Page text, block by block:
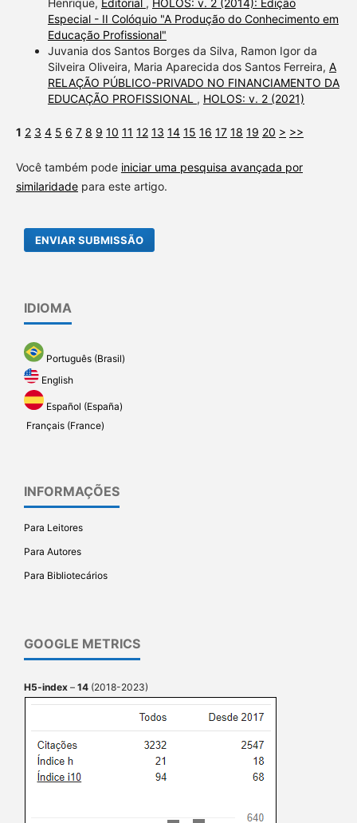
Especial - II Colóquio "A Produção do Conhecimento em
Educação Profissional"
Juvania dos Santos Borges da Silva, Ramon Igor da
Silveira Oliveira, Maria Aparecida dos Santos Ferreira, A
RELAÇÃO PÚBLICO-PRIVADO NO FINANCIAMENTO DA
EDUCAÇÃO PROFISSIONAL , HOLOS: v. 2 (2021)
1 2 3 4 5 6 7 8 9 10 11 12 13 14 15 16 17 18 19 20 > >>
Você também pode iniciar uma pesquisa avançada por
similaridadepara este artigo.
ENVIAR SUBMISSÃO
IDIOMA
Português (Brasil)
English
Español (España)
Français (France)
INFORMAÇÕES
Para Leitores
Para Autores
Para Bibliotecários
GOOGLE METRICS
H5-index – 14 (2018-2023)